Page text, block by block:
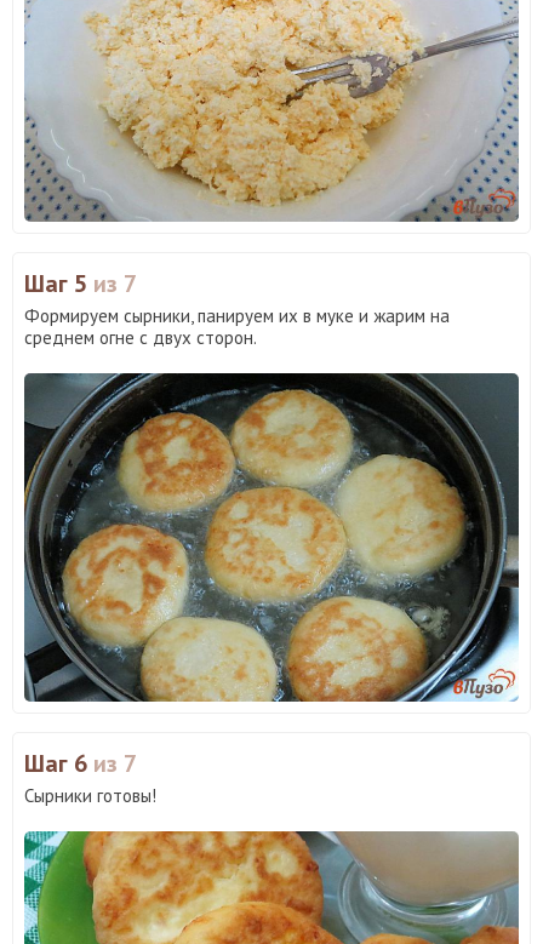
Шаг 5 из 7
Формируем сырники, панируем их в муке и жарим на
среднем огне с двух сторон.
Шаг 6 из 7
Сырники готовы!